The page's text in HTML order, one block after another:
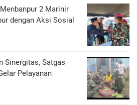
2 Marinir
dengan Aksi Sosial
Sinergitas, Satgas
Pelayanan